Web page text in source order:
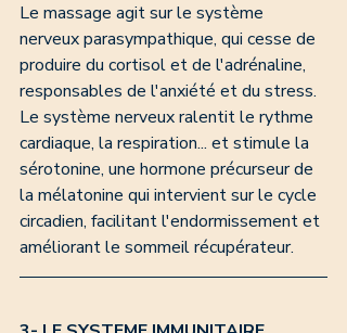
Le massage agit sur le système
nerveux parasympathique, qui cesse de
produire du cortisol et de l'adrénaline,
responsables de l'anxiété et du stress.
Le système nerveux ralentit le rythme
cardiaque, la respiration... et stimule la
sérotonine, une hormone précurseur de
la mélatonine qui intervient sur le cycle
circadien, facilitant l'endormissement et
améliorant le sommeil récupérateur.